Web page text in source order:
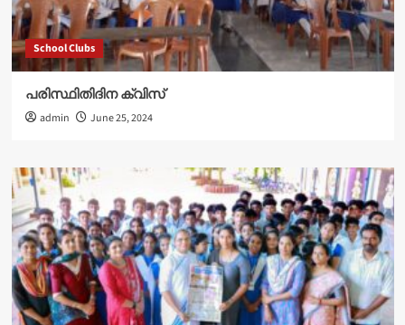
School Clubs
പരിസ്ഥിതിദിന ക്വിസ്
admin June 25, 2024